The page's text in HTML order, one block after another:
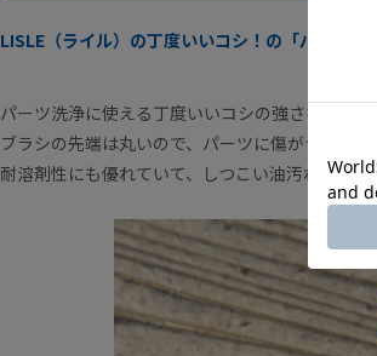
LISLE（ライル）の丁度いいコシ！の「パーツブ
パーツ洗浄に使える丁度いいコシの強さを持つパ
ブラシの先端は丸いので、パーツに傷がつきに
耐溶剤性にも優れていて、しつこい油汚れでも